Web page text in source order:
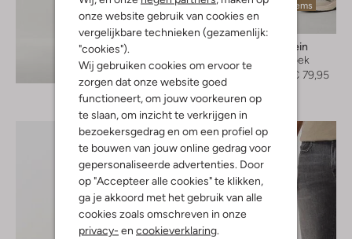
onze website gebruik van cookies en
vergelijkbare technieken (gezamenlijk:
"cookies").
Wij gebruiken cookies om ervoor te
zorgen dat onze website goed
functioneert, om jouw voorkeuren op
te slaan, om inzicht te verkrijgen in
bezoekersgedrag en om een profiel op
te bouwen van jouw online gedrag voor
gepersonaliseerde advertenties. Door
op "Accepteer alle cookies" te klikken,
ga je akkoord met het gebruik van alle
cookies zoals omschreven in onze
privacy- en cookieverklaring
Ontdek de look
Laatste items
-20%
Calvin Klein
Cargobroek
€ 79,95